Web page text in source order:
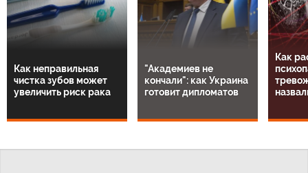
Как неправильная
чистка зубов может
увеличить риск рака
"Академиев не
кончали": как Украина
готовит дипломатов
Как